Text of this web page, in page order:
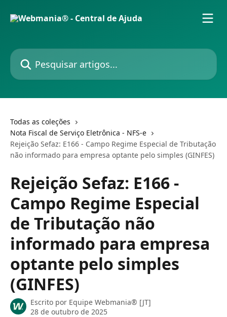
Pesquisar artigos...
Todas as coleções
Nota Fiscal de Serviço Eletrônica - NFS-e
Rejeição Sefaz: E166 - Campo Regime Especial de Tributação
não informado para empresa optante pelo simples (GINFES)
Rejeição Sefaz: E166 -
Campo Regime Especial
de Tributação não
informado para empresa
optante pelo simples
(GINFES)
Escrito por Equipe Webmania® [JT]
28 de outubro de 2025